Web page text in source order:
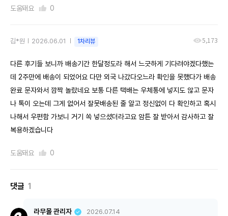
도움돼요 0
김*원 2026.06.01 1차리뷰 5,173
다른 후기들 보니까 배송기간 한달정도라 해서 느긋하게 기다려야겠다했는
데 2주만에 배송이 되었어요 다만 외국 나갔다오느라 확인을 못했다가 배송
완료 문자와서 깜짝 놀랐네요 보통 다른 택배는 우체통에 넣지도 않고 문자
나 톡이 오는데 그게 없어서 잘못배송된 줄 알고 정신없이 다 확인하고 혹시
나해서 우편함 가보니 거기 쏙 넣으셨더라고요 암튼 잘 받아서 감사하고 잘
복용하겠습니다
도움돼요 0
댓글 1
라무몰 관리자 2026.07.14